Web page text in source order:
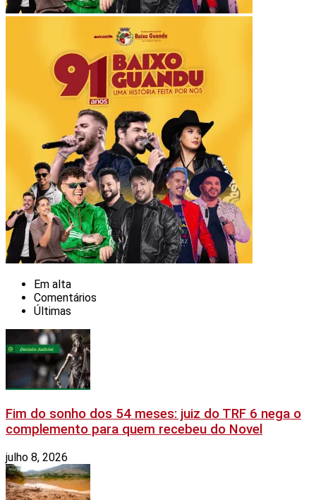
Em alta
Comentários
Últimas
Fim do sonho dos 54 meses: juiz do TRF 6 nega o
complemento para quem recebeu do Novel
julho 8, 2026